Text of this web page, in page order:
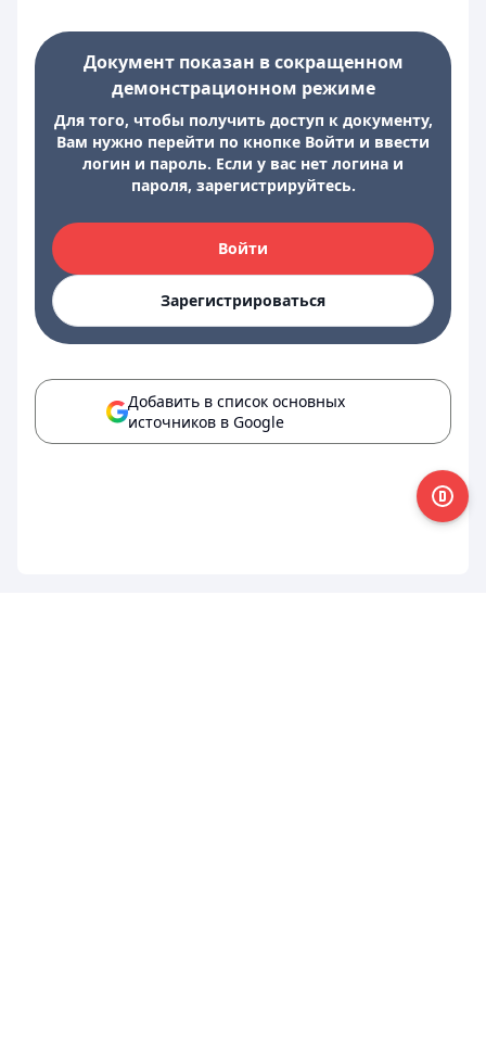
Документ показан в сокращенном
демонстрационном режиме
Для того, чтобы получить доступ к документу,
Вам нужно перейти по кнопке Войти и ввести
логин и пароль. Если у вас нет логина и
пароля, зарегистрируйтесь.
Войти
Зарегистрироваться
Добавить в список основных
источников в Google